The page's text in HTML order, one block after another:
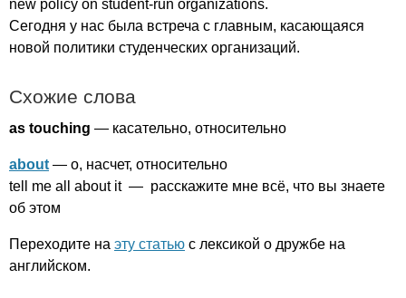
new policy on student-run organizations.
Сегодня у нас была встреча с главным, касающаяся
новой политики студенческих организаций.
Схожие слова
as touching — касательно, относительно
about — о, насчет, относительно
tell
me all about it— расскажите мне всё, что вы знаете
об этом
Переходите на эту статью с лексикой о дружбе на
английском.